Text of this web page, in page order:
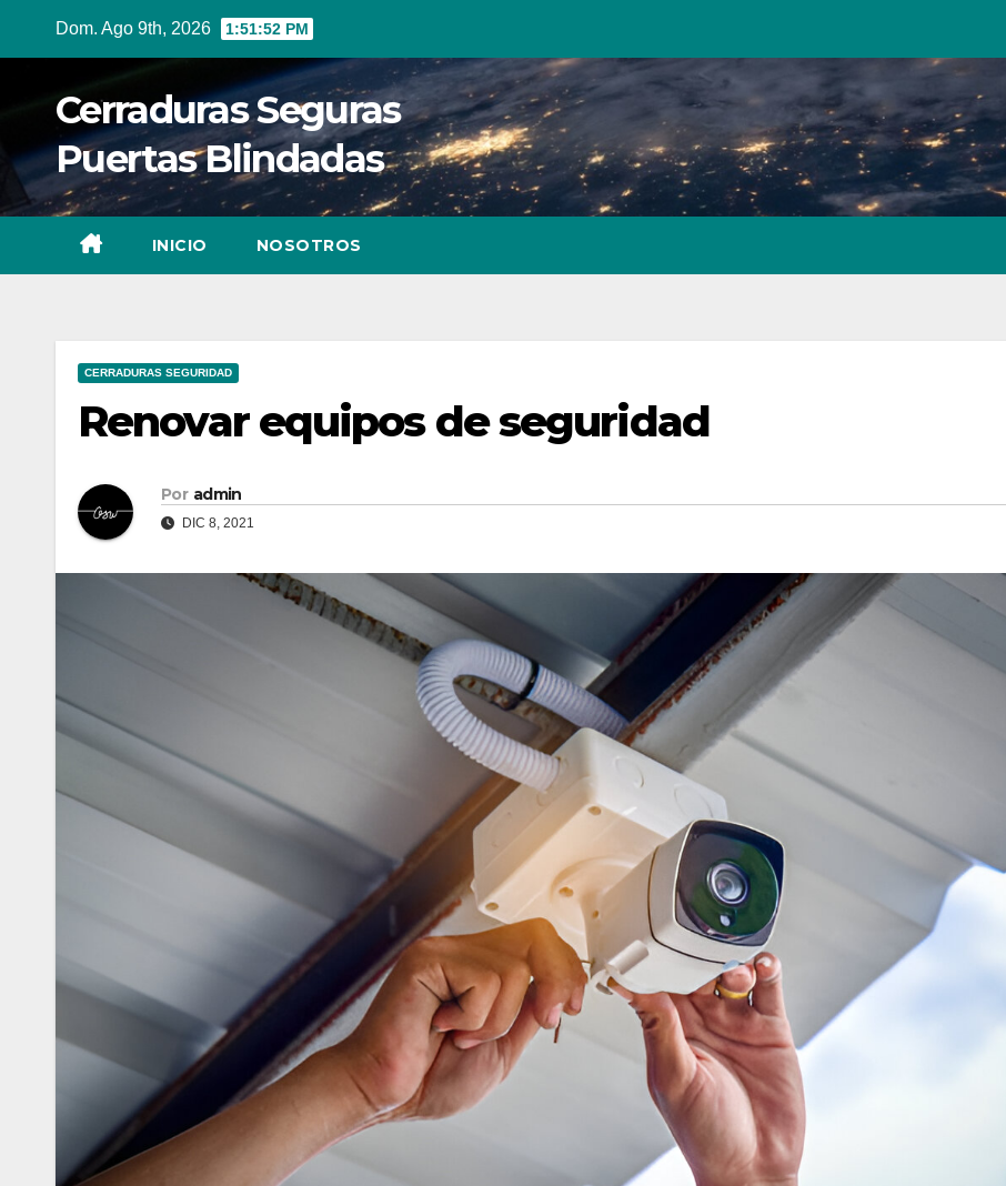
Dom. Ago 9th, 2026 1:51:54 PM
Cerraduras Seguras
Puertas Blindadas
INICIO NOSOTROS
CERRADURAS SEGURIDAD
Renovar equipos de seguridad
Por admin
DIC 8, 2021